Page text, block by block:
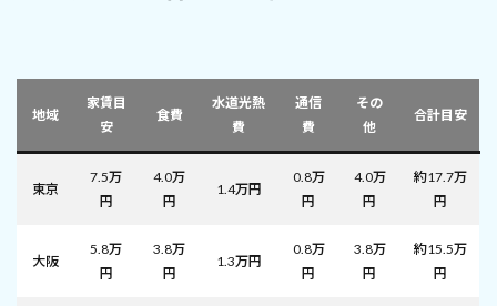
地域
家賃目
安
食費
水道光熱
費
通信
費
その
他
合計目安
東京
7.5万
円
4.0万
円
1.4万円
0.8万
円
4.0万
円
約17.7万
円
大阪
5.8万
円
3.8万
円
1.3万円
0.8万
円
3.8万
円
約15.5万
円